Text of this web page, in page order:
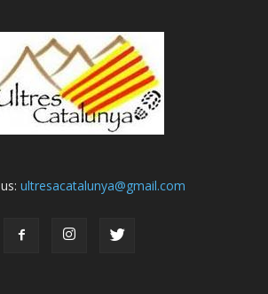
ultresacatalunya@gmail.com